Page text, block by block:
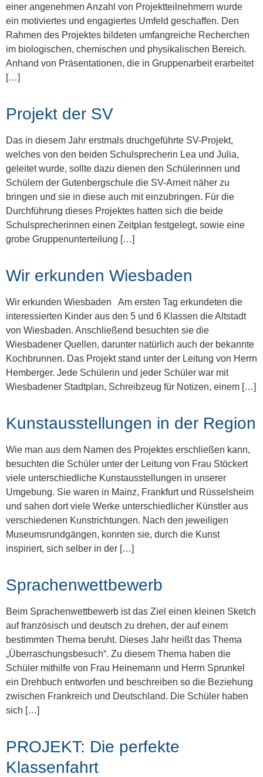
einer angenehmen Anzahl von Projektteilnehmern wurde
ein motiviertes und engagiertes Umfeld geschaffen. Den
Rahmen des Projektes bildeten umfangreiche Recherchen
im biologischen, chemischen und physikalischen Bereich.
Anhand von Präsentationen, die in Gruppenarbeit erarbeitet
[…]
Projekt der SV
Das in diesem Jahr erstmals druchgeführte SV-Projekt,
welches von den beiden Schulsprecherin Lea und Julia,
geleitet wurde, sollte dazu dienen den Schülerinnen und
Schülern der Gutenbergschule die SV-Arneit näher zu
bringen und sie in diese auch mit einzubringen. Für die
Durchführung dieses Projektes hatten sich die beide
Schulsprecherinnen einen Zeitplan festgelegt, sowie eine
grobe Gruppenunterteilung […]
Wir erkunden Wiesbaden
Wir erkunden Wiesbaden Am ersten Tag erkundeten die
interessierten Kinder aus den 5 und 6 Klassen die Altstadt
von Wiesbaden. Anschließend besuchten sie die
Wiesbadener Quellen, darunter natürlich auch der bekannte
Kochbrunnen. Das Projekt stand unter der Leitung von Herrn
Hemberger. Jede Schülerin und jeder Schüler war mit
Wiesbadener Stadtplan, Schreibzeug für Notizen, einem […]
Kunstausstellungen in der Region
Wie man aus dem Namen des Projektes erschließen kann,
besuchten die Schüler unter der Leitung von Frau Stöckert
viele unterschiedliche Kunstausstellungen in unserer
Umgebung. Sie waren in Mainz, Frankfurt und Rüsselsheim
und sahen dort viele Werke unterschiedlicher Künstler aus
verschiedenen Kunstrichtungen. Nach den jeweiligen
Museumsrundgängen, konnten sie, durch die Kunst
inspiriert, sich selber in der […]
Sprachenwettbewerb
Beim Sprachenwettbewerb ist das Ziel einen kleinen Sketch
auf französisch und deutsch zu drehen, der auf einem
bestimmten Thema beruht. Dieses Jahr heißt das Thema
„Überraschungsbesuch“. Zu diesem Thema haben die
Schüler mithilfe von Frau Heinemann und Herrn Sprunkel
ein Drehbuch entworfen und beschreiben so die Beziehung
zwischen Frankreich und Deutschland. Die Schüler haben
sich […]
PROJEKT: Die perfekte
Klassenfahrt